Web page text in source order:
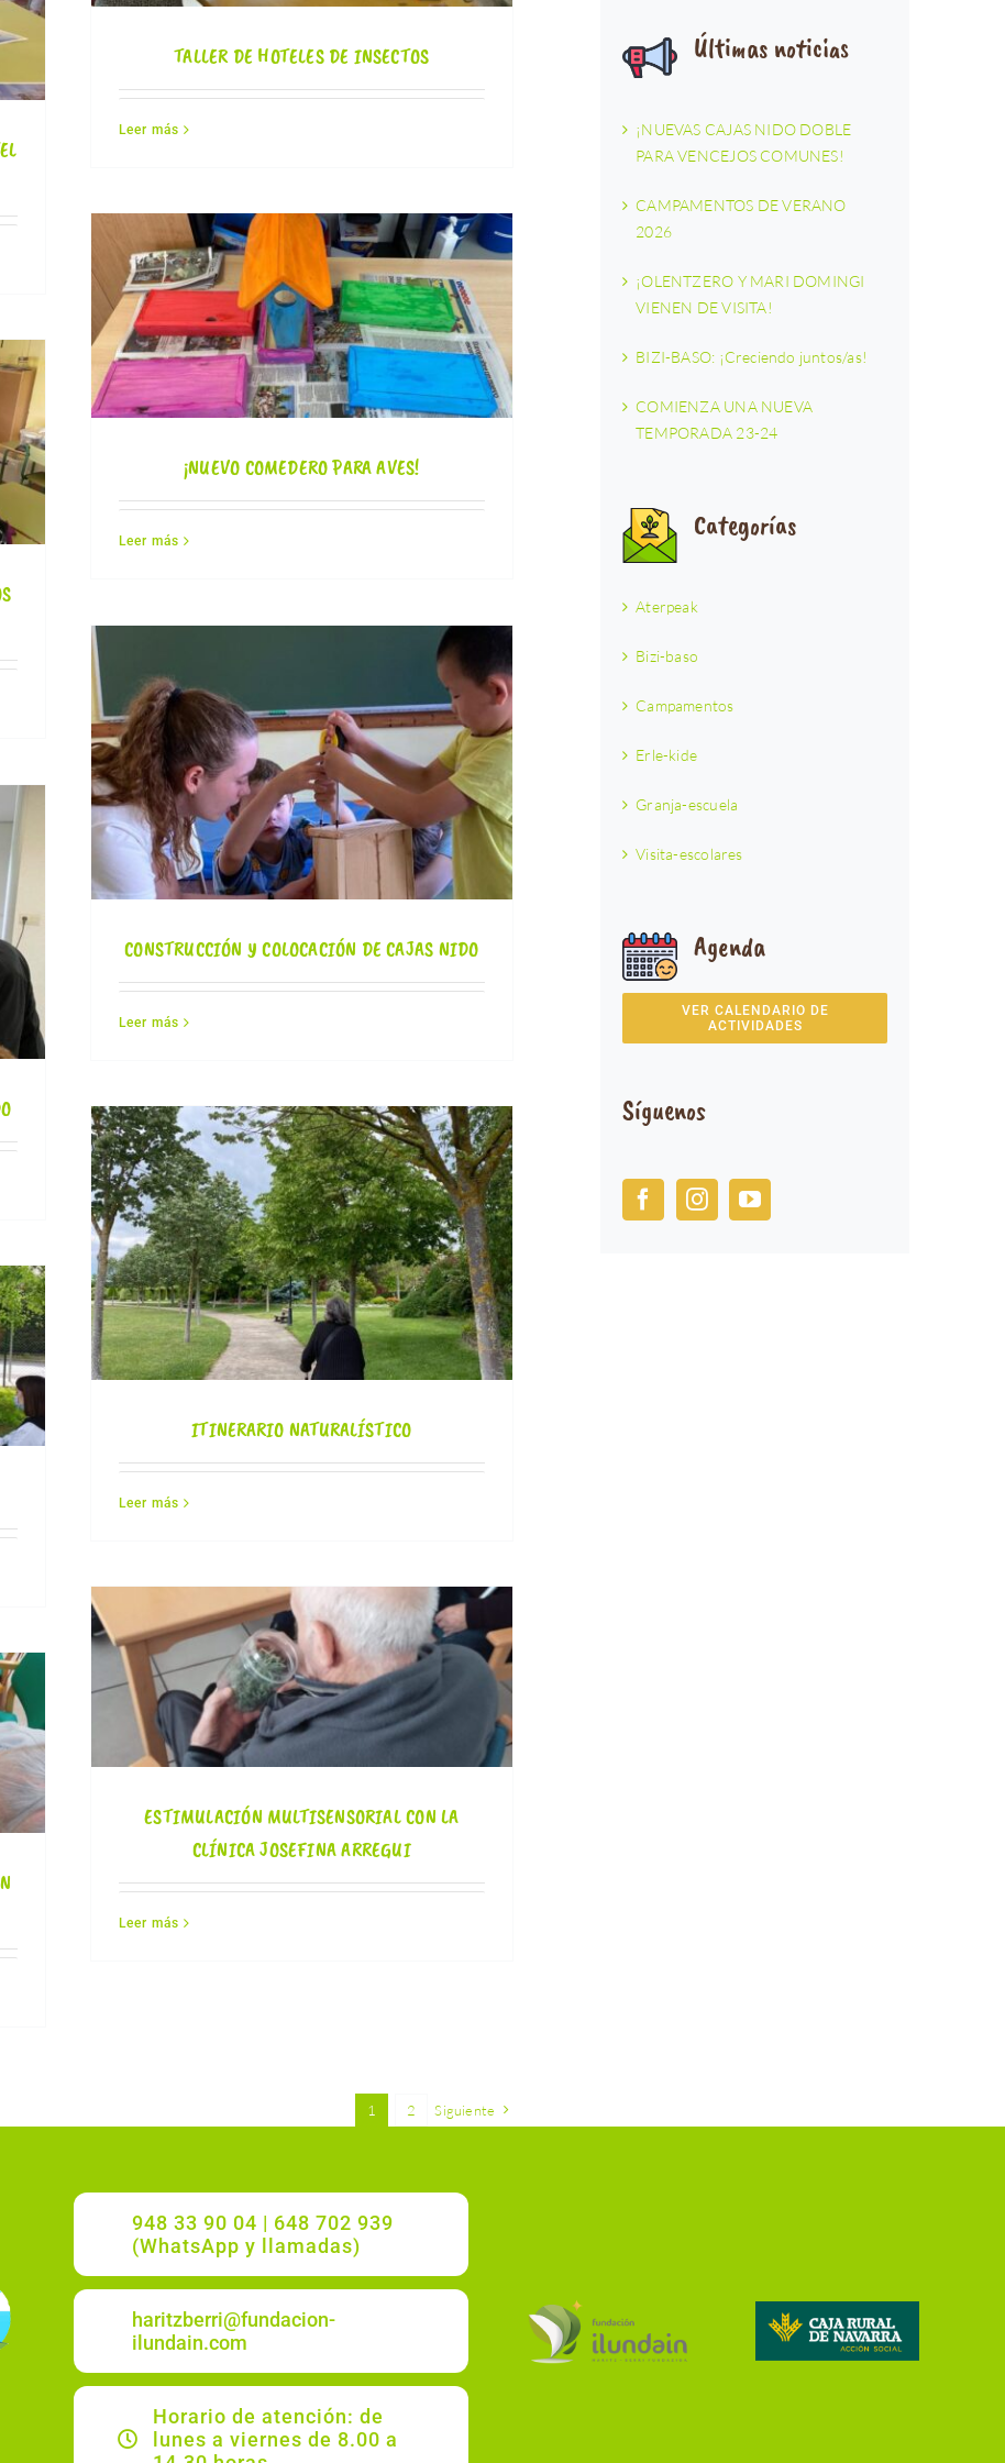
TALLER DE HOTELES DE INSECTOS
Leer más
¡NUEVO COMEDERO PARA AVES!
Leer más
CONSTRUCCIÓN Y COLOCACIÓN DE CAJAS NIDO
Leer más
ITINERARIO NATURALÍSTICO
Leer más
ESTIMULACIÓN MULTISENSORIAL CON LA
CLÍNICA JOSEFINA ARREGUI
Leer más
1 2 Siguiente
Últimas noticias
¡NUEVAS CAJAS NIDO DOBLE
PARA VENCEJOS COMUNES!
CAMPAMENTOS DE VERANO
2026
¡OLENTZERO Y MARI DOMINGI
VIENEN DE VISITA!
BIZI-BASO: ¡Creciendo juntos/as!
COMIENZA UNA NUEVA
TEMPORADA 23-24
Categorías
Aterpeak
Bizi-baso
Campamentos
Erle-kide
Granja-escuela
Visita-escolares
Agenda
VER CALENDARIO DE
ACTIVIDADES
Síguenos
948 33 90 04 | 648 702 939
(WhatsApp y llamadas)
haritzberri@fundacion-
ilundain.com
Horario de atención: de
lunes a viernes de 8.00 a